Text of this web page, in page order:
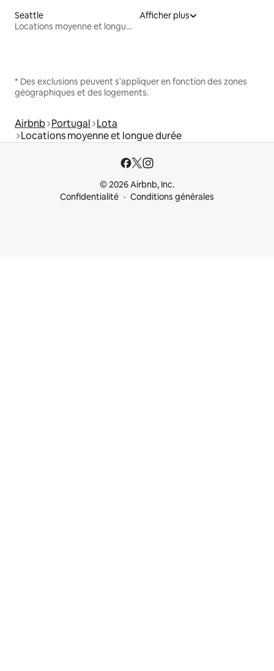
Seattle
Locations moyenne et longue durée
Afficher plus
* Des exclusions peuvent s'appliquer en fonction des zones
géographiques et des logements.
Airbnb Portugal Lota
Locations moyenne et longue durée
© 2026 Airbnb, Inc.
Confidentialité
Conditions générales